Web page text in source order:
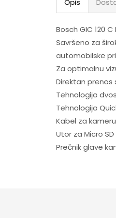
Opis
Bosch GIC 120
Savršeno za
automobilske
Za optimalnu
Direktan prenos
Tehnologija
Tehnologija
Kabel za
Utor za Micro
Prečnik glave